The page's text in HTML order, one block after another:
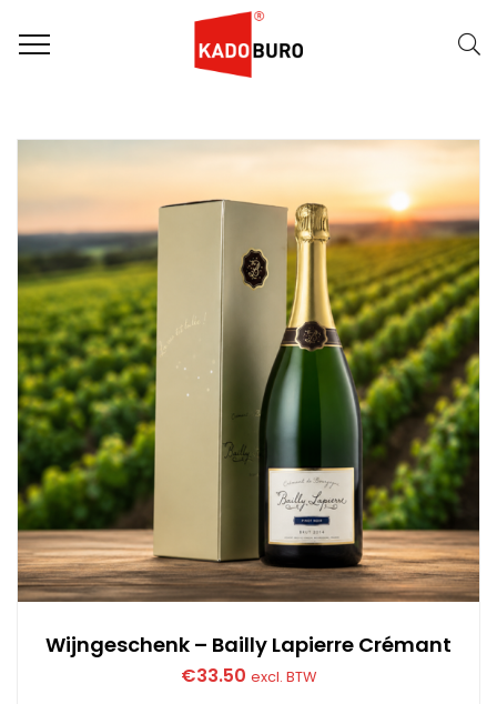
Naam (A-Z) FILTER
Wijngeschenk – Bailly Lapierre Crémant
€33.50 excl. BTW